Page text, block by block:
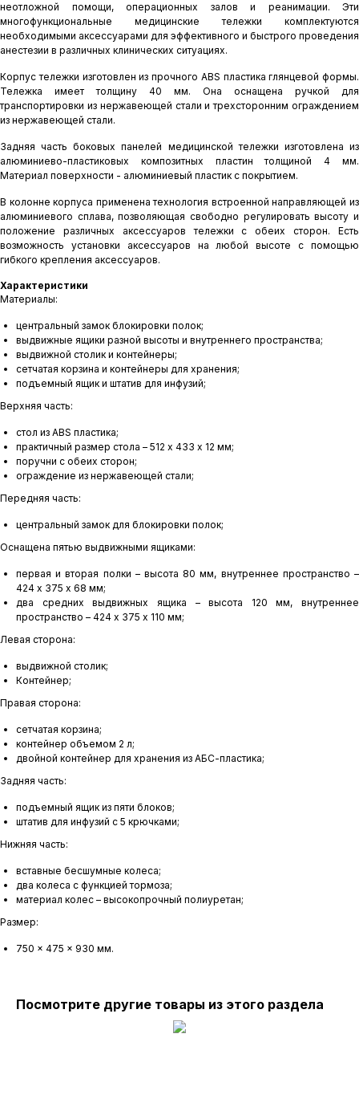
неотложной помощи, операционных залов и реанимации. Эти
многофункциональные медицинские тележки комплектуются
необходимыми аксессуарами для эффективного и быстрого проведения
анестезии в различных клинических ситуациях.
Корпус тележки изготовлен из прочного ABS пластика глянцевой формы.
Тележка имеет толщину 40 мм. Она оснащена ручкой для
транспортировки из нержавеющей стали и трехсторонним ограждением
из нержавеющей стали.
Задняя часть боковых панелей медицинской тележки изготовлена из
алюминиево-пластиковых композитных пластин толщиной 4 мм.
Материал поверхности - алюминиевый пластик с покрытием.
В колонне корпуса применена технология встроенной направляющей из
алюминиевого сплава, позволяющая свободно регулировать высоту и
положение различных аксессуаров тележки с обеих сторон. Есть
возможность установки аксессуаров на любой высоте с помощью
гибкого крепления аксессуаров.
Характеристики
Материалы:
центральный замок блокировки полок;
выдвижные ящики разной высоты и внутреннего пространства;
выдвижной столик и контейнеры;
сетчатая корзина и контейнеры для хранения;
подъемный ящик и штатив для инфузий;
Верхняя часть:
стол из ABS пластика;
практичный размер стола – 512 х 433 х 12 мм;
поручни с обеих сторон;
ограждение из нержавеющей стали;
Передняя часть:
центральный замок для блокировки полок;
Оснащена пятью выдвижными ящиками:
первая и вторая полки – высота 80 мм, внутреннее пространство –
424 х 375 х 68 мм;
два средних выдвижных ящика – высота 120 мм, внутреннее
пространство – 424 х 375 х 110 мм;
Левая сторона:
выдвижной столик;
Контейнер;
Правая сторона:
сетчатая корзина;
контейнер объемом 2 л;
двойной контейнер для хранения из АБС-пластика;
Задняя часть:
подъемный ящик из пяти блоков;
штатив для инфузий с 5 крючками;
Нижняя часть:
вставные бесшумные колеса;
два колеса с функцией тормоза;
материал колес – высокопрочный полиуретан;
Размер:
750 x 475 x 930 мм.
Посмотрите другие товары из этого раздела